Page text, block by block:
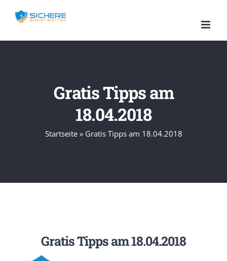
Inhalt
springen
Gratis Tipps am
18.04.2018
Startseite» Gratis Tipps am 18.04.2018
Gratis Tipps am 18.04.2018